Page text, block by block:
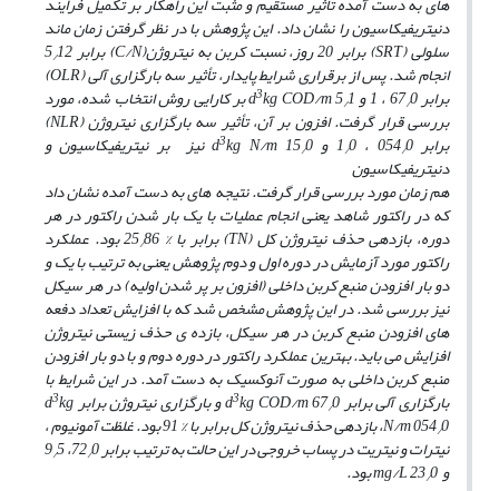
دنیتریفیکاسیون را نشان داد. این پژوهش با در نظر گرفتنزمان ماند
سلولی(SRT) برابر 20 روز، نسبت کربن به نیتروژن (C/N) برابر 5 /12
انجام شد. پس از برقراری شرایط پایدار، تأثیرسه بارگزاری آلی(OLR)
برابر 67 /0 ، 1 و d3kg COD/m5/ 1 بر کارایی روش انتخاب شده، مورد
بررسی قرار گرفت. افزون بر آن، تأثیر سه بارگزاری نیتروژن(NLR)
برابر 054 /0 ، 1 /0 و d3kg N/m15/ 0 نیز بر نیتریفیکاسیون و
دنیتریفیکاسیون
هم زمان مورد بررسی قرار گرفت. نتیجه‌ های به دست آمده نشان داد
که در راکتور شاهد یعنی انجام عملیات با یک بار شدن راکتور در هر
دوره، بازدهی حذف نیتروژن کل(TN) برابر با % 25 / 86 بود. عملکرد
راکتور مورد آزمایش در دوره اول و دوم پژوهش یعنی به ترتیب با یک و
دو بار افزودن منبع کربن داخلی (افزون بر پر شدن اولیه) در هر سیکل
نیز بررسی شد. در این پژوهش مشخص شد که با افزایش تعداد دفعه‌
های افزودن منبع کربن در هر سیکل، بازده ی حذف زیستی نیتروژن
افزایش می ‌باید. بهترین عملکرد راکتور در دوره دوم و با دو بار افزودن
منبع کربن داخلی به صورت آنوکسیک به دست آمد. در اینشرایط با
بارگزاری آلی برابر d3kg COD/m67/0 و بارگزاری نیتروژن برابر d3kg
N/m054/ 0، بازدهی حذف نیتروژن کل برابر با % 91 بود. غلظت آمونیوم ،
نیترات و نیتریت در پساب خروجی در این حالت به ترتیب برابر 72 /0، 9 /5
و mg/L23/0 بود.